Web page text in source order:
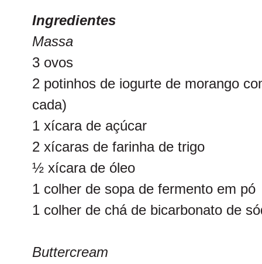
Ingredientes
Massa
3 ovos
2 potinhos de iogurte de morango
cada)
1 xícara de açúcar
2 xícaras de farinha de trigo
½ xícara de óleo
1 colher de sopa de fermento em pó
1 colher de chá de bicarbonato de
Buttercream